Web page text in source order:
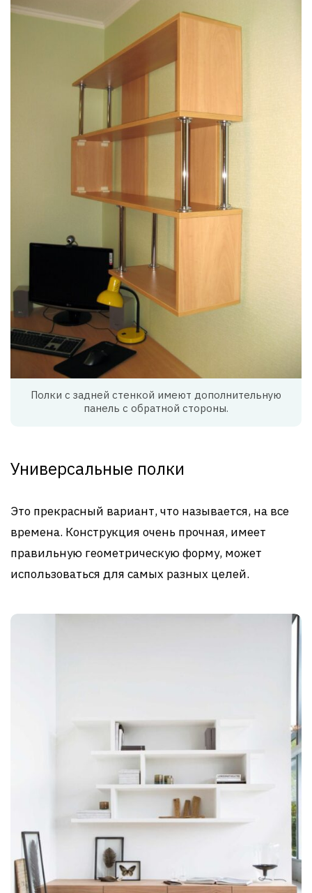
Полки с задней стенкой имеют дополнительную
панель с обратной стороны.
Универсальные полки
Это прекрасный вариант, что называется, на все
времена. Конструкция очень прочная, имеет
правильную геометрическую форму, может
использоваться для самых разных целей.